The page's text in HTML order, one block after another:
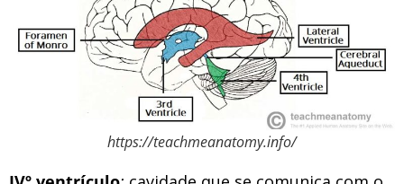
https://teachmeanatomy.info/